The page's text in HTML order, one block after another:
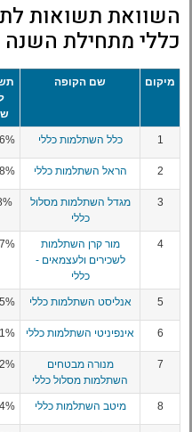
השוואת תשואות
כללי מתחילת השנה
מיקום שם הקופה
1 כלל השתלמות כללי
2 הראל השתלמות כללי
3
מגדל השתלמות מסלול
כללי
4
מור קרן השתלמות
לשכירים ולעצמאים -
כללי
5 אנליסט השתלמות כללי
6 אינפיניטי השתלמות כללי
7
מנורה מבטחים
השתלמות מסלול כללי
8 מיטב השתלמות כללי